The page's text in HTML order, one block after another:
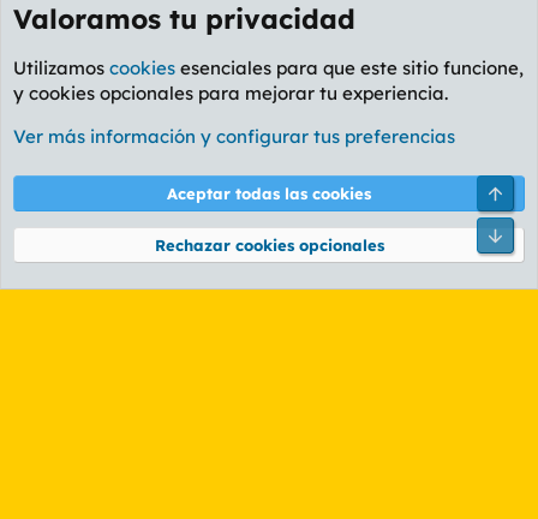
Etiquetas
Cookies
PL OLDSTYLE AMARILLO
Términos y reglas Política de privacidad Ayuda
Community platform by XenForo® © 2010-2026 XenForo Ltd.
Valoramos tu privacidad
Utilizamos cookies esenciales para que este sitio funcione,
y cookies opcionales para mejorar tu experiencia.
Ver más información y configurar tus preferencias
Aceptar todas las cookies
Rechazar cookies opcionales
Pie